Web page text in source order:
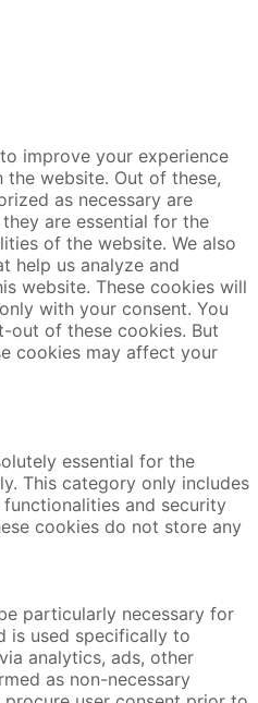
improve your experience
website. Out of these,
as necessary are
are essential for the
of the website. We also
help us analyze and
website. These cookies will
with your consent. You
out of these cookies. But
cookies may affect your
essential for the
This category only includes
and security
cookies do not store any
particularly necessary for
is used specifically to
analytics, ads, other
as non-necessary